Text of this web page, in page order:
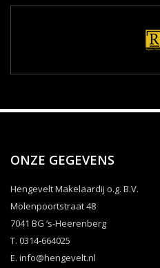
ONZE GEGEVENS
Hengevelt Makelaardij o.g. B.V.
Molenpoortstraat 48
7041 BG ‘s-Heerenberg
T. 0314-664025
E. info@hengevelt.nl